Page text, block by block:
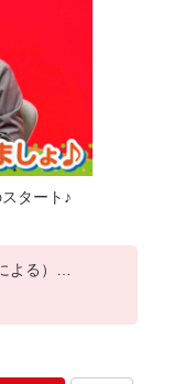
タート♪
る）